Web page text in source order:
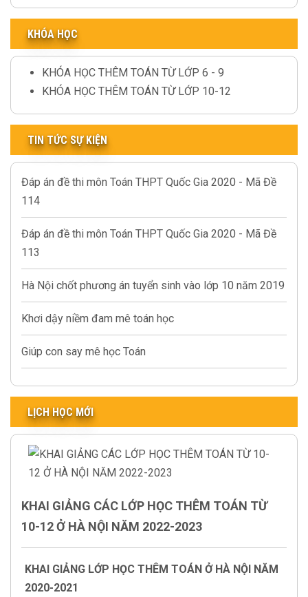
KHÓA HỌC
KHÓA HỌC THÊM TOÁN TỪ LỚP 6 - 9
KHÓA HỌC THÊM TOÁN TỪ LỚP 10-12
TIN TỨC SỰ KIỆN
Đáp án đề thi môn Toán THPT Quốc Gia 2020 - Mã Đề
114
Đáp án đề thi môn Toán THPT Quốc Gia 2020 - Mã Đề
113
Hà Nội chốt phương án tuyển sinh vào lớp 10 năm 2019
Khơi dậy niềm đam mê toán học
Giúp con say mê học Toán
LỊCH HỌC MỚI
KHAI GIẢNG CÁC LỚP HỌC THÊM TOÁN TỪ
10-12 Ở HÀ NỘI NĂM 2022-2023
KHAI GIẢNG LỚP HỌC THÊM TOÁN Ở HÀ NỘI NĂM
2020-2021